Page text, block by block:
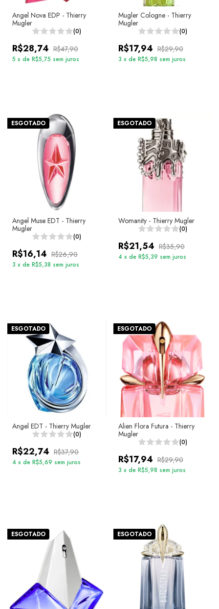
Angel Nova EDP - Thierry
Mugler
(0)
R$28,74 R$47,90
5 x de R$5,75 sem juros
Mugler Cologne - Thierry
Mugler
(0)
R$17,94 R$29,90
3 x de R$5,98 sem juros
ESGOTADO
Angel Muse EDT - Thierry
Mugler
(0)
R$16,14 R$26,90
3 x de R$5,38 sem juros
ESGOTADO
Womanity - Thierry Mugler
(0)
R$21,54 R$35,90
4 x de R$5,39 sem juros
ESGOTADO
Angel EDT - Thierry Mugler
(0)
R$22,74 R$37,90
4 x de R$5,69 sem juros
ESGOTADO
Alien Flora Futura - Thierry
Mugler
(0)
R$17,94 R$29,90
3 x de R$5,98 sem juros
ESGOTADO ESGOTADO